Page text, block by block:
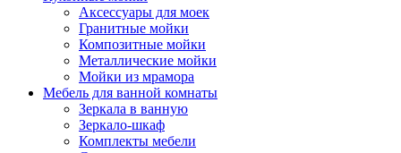
Аксессуары для моек
Гранитные мойки
Композитные мойки
Металлические мойки
Мойки из мрамора
Мебель для ванной комнаты
Зеркала в ванную
Зеркало-шкаф
Комплекты мебели